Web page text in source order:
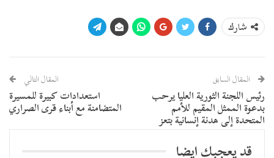
شارك
المقال السابق
رئيس اللجنة الثورية العليا يرحب
بدعوة الممثل المقيم للأمم
المتحدة إلى هدنة إنسانية بتعز
المقال التالي
استعدادات كبيرة للمسيرة
المتضامنة مع أبناء قرى الصراري
قد يعجبك ايضا